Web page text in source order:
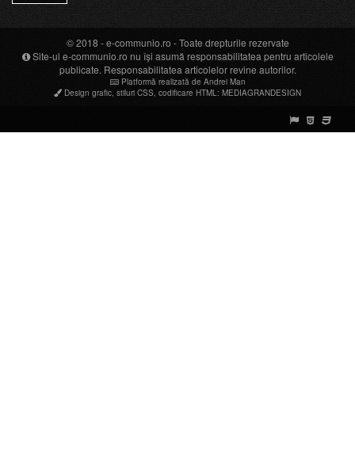
© 2018 -e-communio.ro - Toate drepturile rezervate
Site-ul e-communio.ro nu își asumă responsabilitatea pentru articolele
publicate. Responsabilitatea articolelor revine autorilor.
Platformă realizată de Andrei Man
Design grafic, stiluri CSS, codificare HTML: MEDIAGRANDESIGN